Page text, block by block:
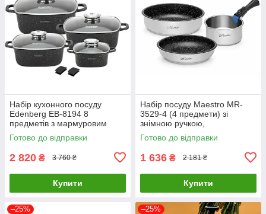
Набір кухонного посуду
Edenberg EB-8194 8
предметів з мармуровим
антипригарним покриттям
Готово до відправки
2 820 ₴ 3 760 ₴
Купити
Набір посуду Maestro MR-
3529-4 (4 предмети) зі
знімною ручкою,
антипригарне покриття, для
всіх типів плит
Готово до відправки
1 636 ₴ 2 181 ₴
Купити
–25% –25%